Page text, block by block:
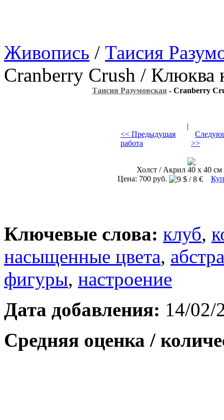
Живопись / Таисия
Cranberry Crush / Клюква
Таисия Разумовская - Cranberry
<< Предыдущая
работа
|
>>
Холст / Акрил 40 х 40 см
Цена: 700 руб.
Ключевые слова: клуб,
насыщенные цвета,
фигуры, настроение
Дата добавления: 14/02/
Средняя оценка /